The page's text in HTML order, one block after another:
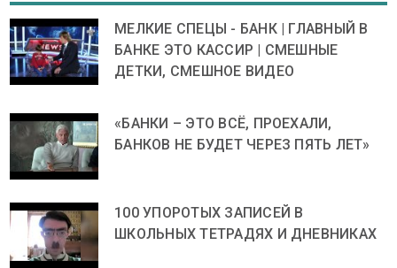
МЕЛКИЕ СПЕЦЫ - БАНК | ГЛАВНЫЙ В
БАНКЕ ЭТО КАССИР | СМЕШНЫЕ
ДЕТКИ, СМЕШНОЕ ВИДЕО
«БАНКИ – ЭТО ВСЁ, ПРОЕХАЛИ,
БАНКОВ НЕ БУДЕТ ЧЕРЕЗ ПЯТЬ ЛЕТ»
100 УПОРОТЫХ ЗАПИСЕЙ В
ШКОЛЬНЫХ ТЕТРАДЯХ И ДНЕВНИКАХ